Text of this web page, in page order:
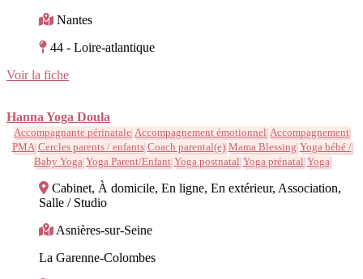
Nantes
44 - Loire-atlantique
Voir la fiche
Hanna Yoga Doula
Accompagnante périnatale Accompagnement émotionnel Accompagnement
PMA Cercles parents / enfants Coach parental(e) Mama Blessing Yoga bébé /
Baby Yoga Yoga Parent/Enfant Yoga postnatal Yoga prénatal Yoga
Cabinet, À domicile, En ligne, En extérieur, Association,
Salle / Studio
Asnières-sur-Seine
La Garenne-Colombes